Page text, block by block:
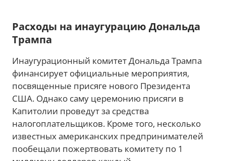
Расходы на инаугурацию Дональда
Трампа
Инаугурационный комитет Дональда Трампа
финансирует официальные мероприятия,
посвященные присяге нового Президента
США. Однако саму церемонию присяги в
Капитолии проведут за средства
налогоплательщиков. Кроме того, несколько
известных американских предпринимателей
пообещали пожертвовать комитету по 1